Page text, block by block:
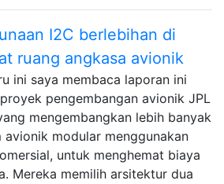
I2C berlebihan di
ruang angkasa avionik
ini saya membaca laporan ini
pengembangan avionik JPL
mengembangkan lebih banyak
avionik modular menggunakan
untuk menghemat biaya
Mereka memilih arsitektur dua